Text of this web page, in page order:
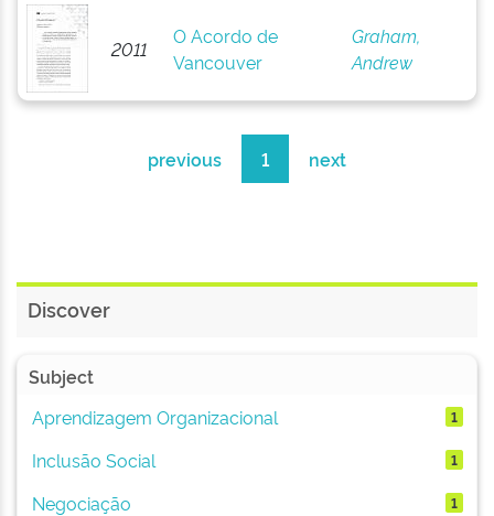
2011
O Acordo de
Vancouver
Graham,
Andrew
previous 1 next
Discover
Subject
Aprendizagem Organizacional
1
Inclusão Social 1
Negociação 1